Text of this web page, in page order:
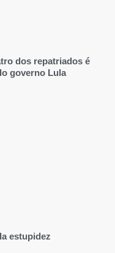
dos repatriados é
governo Lula
estupidez